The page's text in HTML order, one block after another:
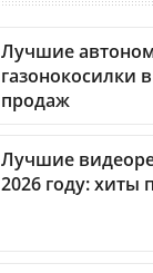
Лучшие
газонокосилки
продаж
Лучшие
2026 году: хиты